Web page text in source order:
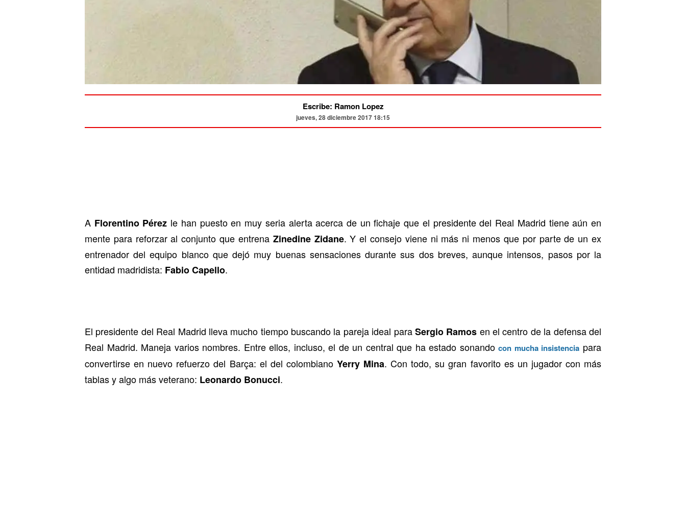
Escribe: Ramon Lopez
jueves, 28 diciembre 2017 18:15
A Florentino Pérez le han puesto en muy seria alerta acerca de un fichaje que el presidente del Real Madrid tiene aún en
mente para reforzar al conjunto que entrena Zinedine Zidane. Y el consejo viene ni más ni menos que por parte de un ex
entrenador del equipo blanco que dejó muy buenas sensaciones durante sus dos breves, aunque intensos, pasos por la
entidad madridista: Fabio Capello.
El presidente del Real Madrid lleva mucho tiempo buscando la pareja ideal paraSergio Ramos en el centro de la defensa del
Real Madrid. Maneja varios nombres. Entre ellos, incluso, el de un central que ha estado sonandocon mucha insistencia para
convertirse en nuevo refuerzo del Barça: el del colombiano Yerry Mina. Con todo, su gran favorito es un jugador con más
tablas y algo más veterano: Leonardo Bonucci.